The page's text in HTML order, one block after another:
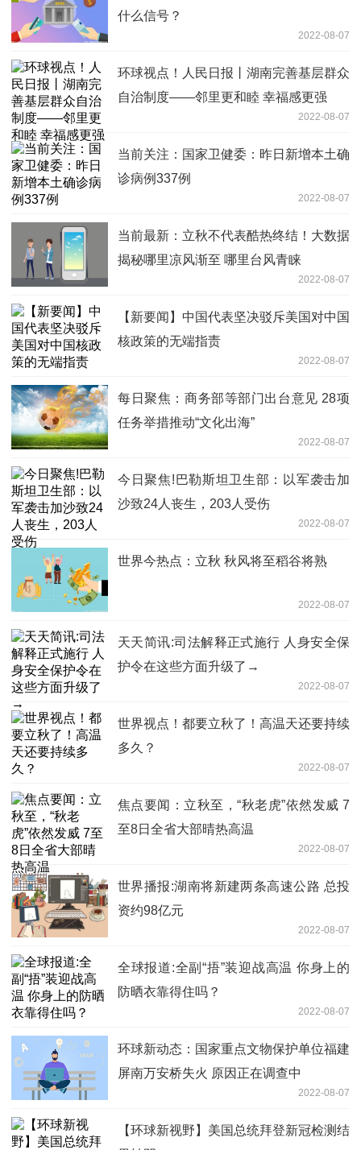
什么信号？
2022-08-07
环球视点！人民日报丨湖南完善基层群众
自治制度——邻里更和睦 幸福感更强
2022-08-07
当前关注：国家卫健委：昨日新增本土确
诊病例337例
2022-08-07
当前最新：立秋不代表酷热终结！大数据
揭秘哪里凉风渐至 哪里台风青睐
2022-08-07
【新要闻】中国代表坚决驳斥美国对中国
核政策的无端指责
2022-08-07
每日聚焦：商务部等部门出台意见 28项
任务举措推动“文化出海”
2022-08-07
今日聚焦!巴勒斯坦卫生部：以军袭击加
沙致24人丧生，203人受伤
2022-08-07
世界今热点：立秋 秋风将至稻谷将熟
2022-08-07
天天简讯:司法解释正式施行 人身安全保
护令在这些方面升级了→
2022-08-07
世界视点！都要立秋了！高温天还要持续
多久？
2022-08-07
焦点要闻：立秋至，“秋老虎”依然发威 7
至8日全省大部晴热高温
2022-08-07
世界播报:湖南将新建两条高速公路 总投
资约98亿元
2022-08-07
全球报道:全副“捂”装迎战高温 你身上的
防晒衣靠得住吗？
2022-08-07
环球新动态：国家重点文物保护单位福建
屏南万安桥失火 原因正在调查中
2022-08-07
【环球新视野】美国总统拜登新冠检测结